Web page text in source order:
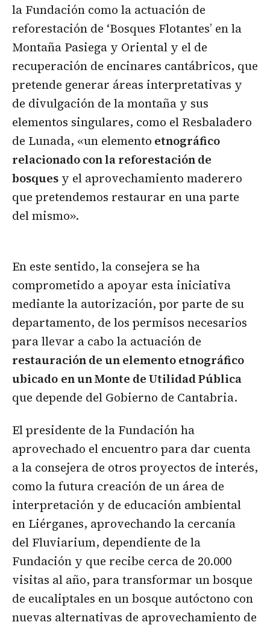
la Fundación como la actuación de
reforestación de ‘Bosques Flotantes’ en la
Montaña Pasiega y Oriental y el de
recuperación de encinares cantábricos, que
pretende generar áreas interpretativas y
de divulgación de la montaña y sus
elementos singulares, como el Resbaladero
de Lunada, «un elemento etnográfico
relacionado con la reforestación de
bosques y el aprovechamiento maderero
que pretendemos restaurar en una parte
del mismo».
En este sentido, la consejera se ha
comprometido a apoyar esta iniciativa
mediante la autorización, por parte de su
departamento, de los permisos necesarios
para llevar a cabo la actuación de
restauración de un elemento etnográfico
ubicado en un Monte de Utilidad Pública
que depende del Gobierno de Cantabria.
El presidente de la Fundación ha
aprovechado el encuentro para dar cuenta
a la consejera de otros proyectos de interés,
como la futura creación de un área de
interpretación y de educación ambiental
en Liérganes, aprovechando la cercanía
del Fluviarium, dependiente de la
Fundación y que recibe cerca de 20.000
visitas al año, para transformar un bosque
de eucaliptales en un bosque autóctono con
nuevas alternativas de aprovechamiento de